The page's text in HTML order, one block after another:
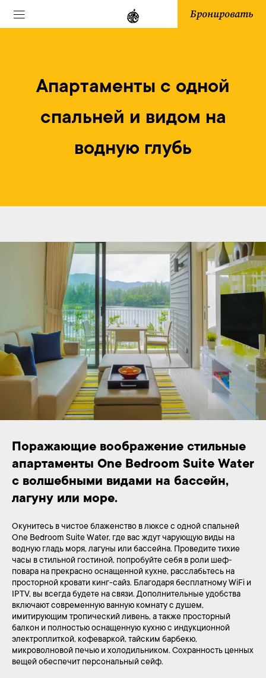
Бронировать
Апартаменты с одной
спальней и видом на
водную глубь
Поражающие воображение стильные
апартаменты One Bedroom Suite Water
с волшебными видами на бассейн,
лагуну или море.
Окунитесь в чистое блаженство в люксе с одной спальней
One Bedroom Suite Water, где вас ждут чарующую виды на
водную гладь моря, лагуны или бассейна. Проведите тихие
часы в стильной гостиной, попробуйте себя в роли шеф-
повара на прекрасно оснащенной кухне, расслабьтесь на
просторной кровати кинг-сайз. Благодаря бесплатному WiFi и
IPTV, вы всегда будете на связи. Дополнительные удобства
включают современную ванную комнату с душем,
имитирующим тропический ливень, а также просторный
балкон и полностью оснащенную кухню с индукционной
электроплиткой, кофеваркой, тайским барбекю,
микроволновой печью и холодильником. Сохранность ценных
вещей обеспечит персональный сейф.